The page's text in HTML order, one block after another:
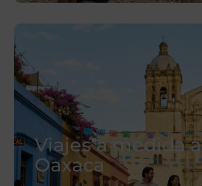
Viajes a medida a
Oaxaca